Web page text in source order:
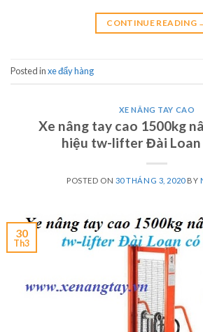
CONTINUE READING
Posted inxe đẩy hàng
XE NÂNG TAY CAO
Xe nâng tay cao 1500kg
hiệu tw-lifter Đài Loan
POSTED ON 30 THÁNG 3, 2020BY
30
Th3